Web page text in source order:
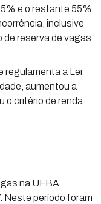
e o restante 55%
inclusive
reserva de vagas.
regulamenta a Lei
aumentou a
o critério de renda
na UFBA
Neste período foram